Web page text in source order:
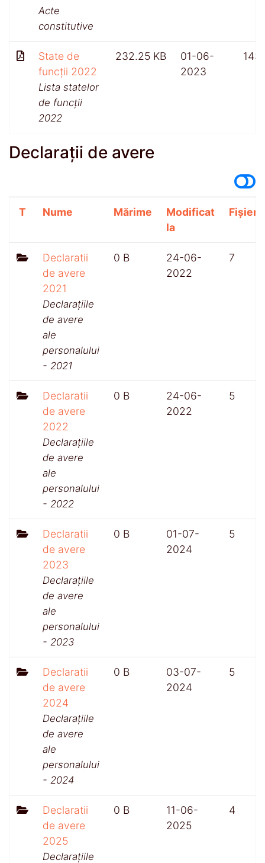
Acte
constitutive
State de
funcții 2022
Lista statelor
de funcții
2022
232.25 KB
01-06-
2023
Declarații de avere
T Nume Mărime
Modificat
la
Fișiere
Declaratii
de avere
2021
Declarațiile
de avere
ale
personalului
- 2021
0 B
24-06-
2022
7
Declaratii
de avere
2022
Declarațiile
de avere
ale
personalului
- 2022
0 B
24-06-
2022
5
Declaratii
de avere
2023
Declarațiile
de avere
ale
personalului
- 2023
0 B
01-07-
2024
5
Declaratii
de avere
2024
Declarațiile
de avere
ale
personalului
- 2024
0 B
03-07-
2024
5
Declaratii
de avere
2025
Declarațiile
0 B
11-06-
2025
4